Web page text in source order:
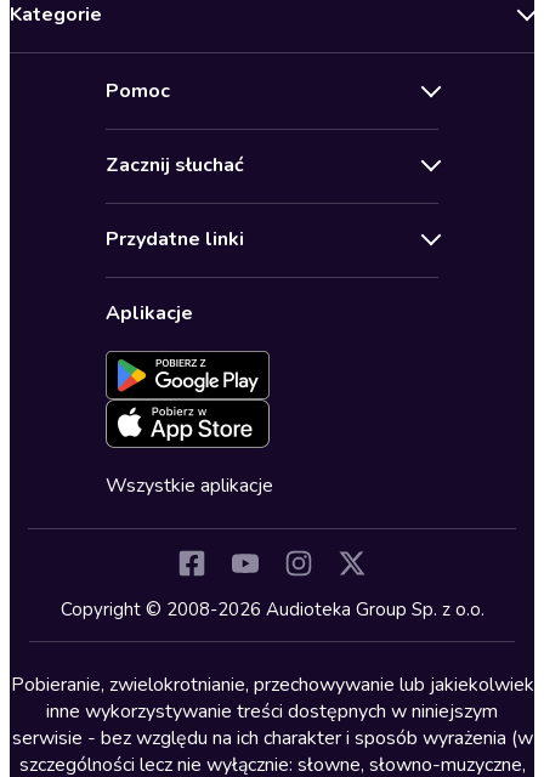
Kategorie
Biznes, marketing, ekonomia
Dla młodzieży
Kryminały
Lektury szkolne
Literatura anglojęzyczna
Literatura faktu
Literatura obyczajowa
Pomoc
Pomoc
Ustawienia prywatności
Formularz zgłaszania nielegalnych treści
Deklaracja dostępności
Zacznij słuchać
Karnety
Oferta dla firm i bibliotek
Przydatne linki
Dołącz do newslettera
Blog
Zapowiedzi
Cykle audiobooków
Aplikacje
Wszystkie aplikacje
Copyright © 2008-2026 Audioteka Group Sp. z o.o.
Pobieranie, zwielokrotnianie, przechowywanie lub jakiekolwiek
inne wykorzystywanie treści dostępnych w niniejszym
serwisie - bez względu na ich charakter i sposób wyrażenia (w
szczególności lecz nie wyłącznie: słowne, słowno-muzyczne,